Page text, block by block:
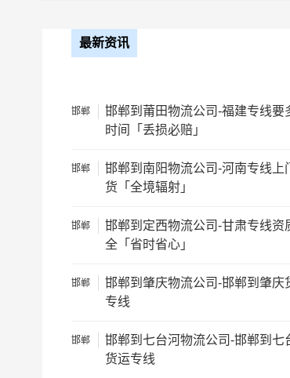
根据货物类型选择合适车型
车型
3.8米货车
最新资讯
邯郸
邯郸到莆田物流公司-福建专线要
时间「丢损必赔」
邯郸
邯郸到南阳物流公司-河南专线上
货「全境辐射」
邯郸
邯郸到定西物流公司-甘肃专线资
全「省时省心」
邯郸
邯郸到肇庆物流公司-邯郸到肇庆
专线
邯郸
邯郸到七台河物流公司-邯郸到七
货运专线